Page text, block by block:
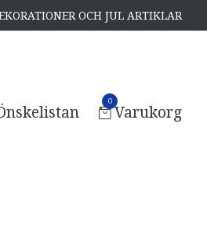
OCH JUL ARTIKLAR
0
Varukorg